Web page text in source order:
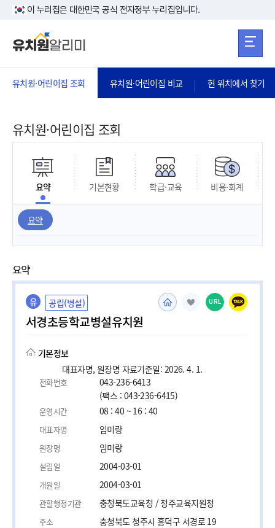
본문 바로가기
이 누리집은 대한민국 공식 전자정부 누리집입니다.
유치원·어린이집 조회 유치원·어린이집 비교 현 위치에서 찾기
유치원·어린이집 조회
요약 기본현황 학급·교육 비용·회계
요약
요약
유 공립(병설)
서경초등학교병설유치원
URL
기본정보
대표자명, 원장명 자료기준일: 2026. 4. 1.
전화번호
043-236-6413
(팩스 : 043-236-6415)
운영시간 08 : 40 ~ 16 : 40
대표자명 임미랑
원장명 임미랑
설립일 2004-03-01
개원일 2004-03-01
관할행정기관 충청북도교육청 / 청주교육지원청
주소 충청북도 청주시 흥덕구 서경로 19